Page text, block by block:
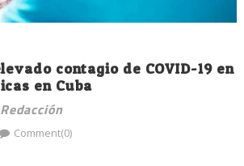
contagio de COVID-19 en
en Cuba
Redacción
Comment(0)